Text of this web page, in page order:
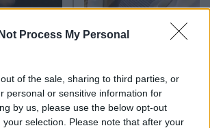
Process My Personal
of the sale, sharing to third parties, or
personal or sensitive information for
by us, please use the below opt-out
selection. Please note that after your
– Σε
η
φουντώνουν οι φήμες
το αν βρίσκεται στη